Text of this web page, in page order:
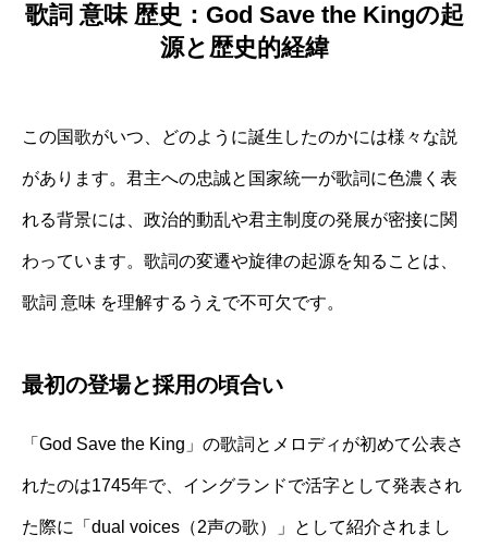
歌詞 意味 歴史：God Save the Kingの起
源と歴史的経緯
この国歌がいつ、どのように誕生したのかには様々な説
があります。君主への忠誠と国家統一が歌詞に色濃く表
れる背景には、政治的動乱や君主制度の発展が密接に関
わっています。歌詞の変遷や旋律の起源を知ることは、
歌詞 意味 を理解するうえで不可欠です。
最初の登場と採用の頃合い
「God Save the King」の歌詞とメロディが初めて公表さ
れたのは1745年で、イングランドで活字として発表され
た際に「dual voices（2声の歌）」として紹介されまし